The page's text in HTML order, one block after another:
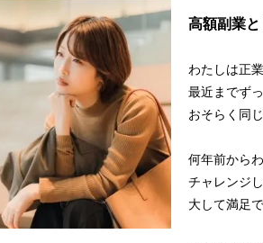
高額副業と
わたしは正
最近までず
おそらく同
何年前から
チャレンジ
大して満足